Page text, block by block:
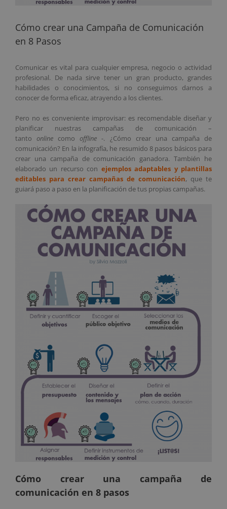
Cómo crear una Campaña de Comunicación
en 8 Pasos
Comunicar es vital para cualquier empresa, negocio o actividad
profesional. De nada sirve tener un gran producto, grandes
habilidades o conocimientos, si no conseguimos darnos a
conocer de forma eficaz, atrayendo a los clientes.
Pero no es conveniente improvisar: es recomendable diseñar y
planificar nuestras campañas de comunicación –
tantoonline comooffline -. ¿Cómo crear una campaña de
comunicación? En la infografía, he resumido 8 pasos básicos para
crear una campaña de comunicación ganadora. También he
elaborado un recurso con ejemplos adaptables y plantillas
editables para crear campañas de comunicación, que te
guiará paso a paso en la planificación de tus propias campañas.
Cómo crear una campaña de
comunicación en 8 pasos